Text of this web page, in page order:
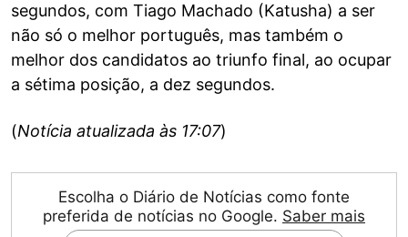
segundos, com Tiago Machado (Katusha) a ser
não só o melhor português, mas também o
melhor dos candidatos ao triunfo final, ao ocupar
a sétima posição, a dez segundos.
(Notícia atualizada às 17:07)
Escolha o Diário de Notícias como fonte
preferida de notícias no Google. Saber mais